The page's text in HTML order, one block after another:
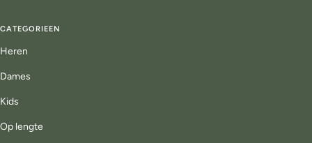
CATEGORIEEN
Heren
Dames
Kids
Op lengte